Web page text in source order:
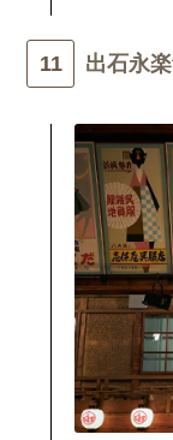
出石永